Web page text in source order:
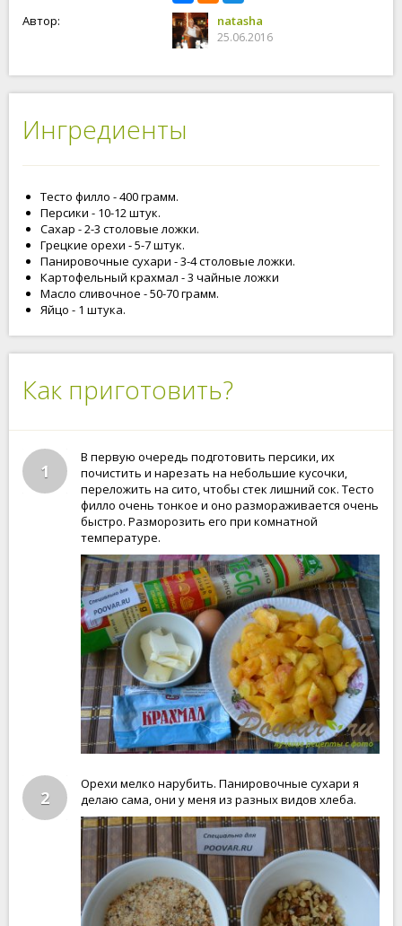
Автор:
natasha
25.06.2016
Ингредиенты
Тесто филло - 400 грамм.
Персики - 10-12 штук.
Сахар - 2-3 столовые ложки.
Грецкие орехи - 5-7 штук.
Панировочные сухари - 3-4 столовые ложки.
Картофельный крахмал - 3 чайные ложки
Масло сливочное - 50-70 грамм.
Яйцо - 1 штука.
Как приготовить?
1
В первую очередь подготовить персики, их
почистить и нарезать на небольшие кусочки,
переложить на сито, чтобы стек лишний сок. Тесто
филло очень тонкое и оно размораживается очень
быстро. Разморозить его при комнатной
температуре.
2
Орехи мелко нарубить. Панировочные сухари я
делаю сама, они у меня из разных видов хлеба.